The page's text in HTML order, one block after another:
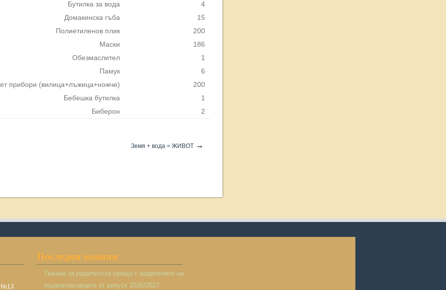
Бутилка за вода
4
Домакинска гъба
15
Полиетиленов плик
200
Маски
186
Обезмаслител
1
Памук
6
прибори (вилица+лъжица+ножче)
200
Бебешка бутилка
1
Биберон 2
Земя + вода = ЖИВОТ →
№13
Последни новини
Покана за родителска среща с родителите на
първокласниците от випуск 2026/2027